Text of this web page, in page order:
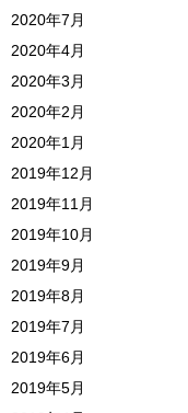
2020年7月
2020年4月
2020年3月
2020年2月
2020年1月
2019年12月
2019年11月
2019年10月
2019年9月
2019年8月
2019年7月
2019年6月
2019年5月